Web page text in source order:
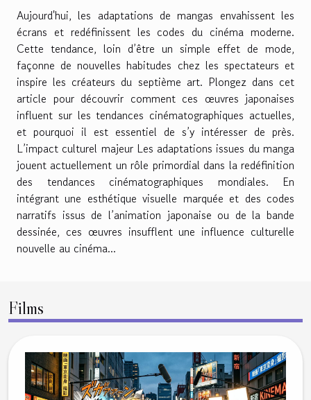
Aujourd'hui, les adaptations de mangas envahissent les
écrans et redéfinissent les codes du cinéma moderne.
Cette tendance, loin d’être un simple effet de mode,
façonne de nouvelles habitudes chez les spectateurs et
inspire les créateurs du septième art. Plongez dans cet
article pour découvrir comment ces œuvres japonaises
influent sur les tendances cinématographiques actuelles,
et pourquoi il est essentiel de s’y intéresser de près.
L’impact culturel majeur Les adaptations issues du manga
jouent actuellement un rôle primordial dans la redéfinition
des tendances cinématographiques mondiales. En
intégrant une esthétique visuelle marquée et des codes
narratifs issus de l’animation japonaise ou de la bande
dessinée, ces œuvres insufflent une influence culturelle
nouvelle au cinéma...
Films